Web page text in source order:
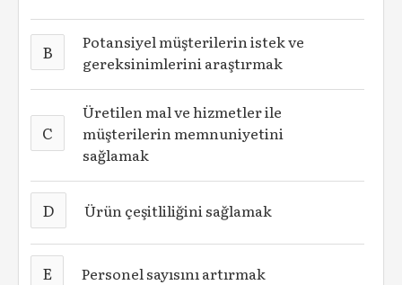
B
Potansiyel müşterilerin istek ve
gereksinimlerini araştırmak
C
Üretilen mal ve hizmetler ile
müşterilerin memnuniyetini
sağlamak
D Ürün çeşitliliğini sağlamak
E Personel sayısını artırmak